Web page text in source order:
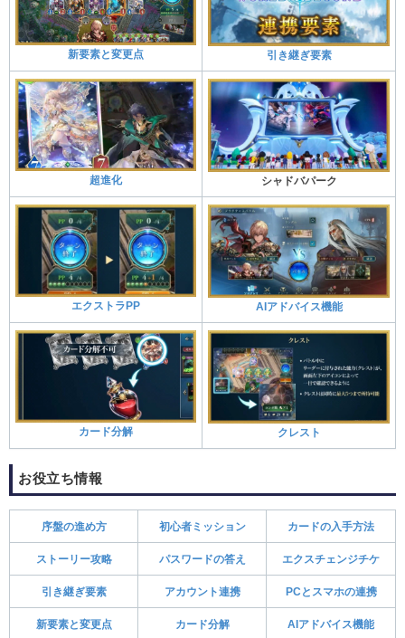
新要素と変更点 引き継ぎ要素
超進化 シャドバパーク
エクストラPP AIアドバイス機能
カード分解 クレスト
お役立ち情報
序盤の進め方 初心者ミッション カードの入手方法
ストーリー攻略 パスワードの答え エクスチェンジチケ
引き継ぎ要素 アカウント連携 PCとスマホの連携
新要素と変更点 カード分解 AIアドバイス機能